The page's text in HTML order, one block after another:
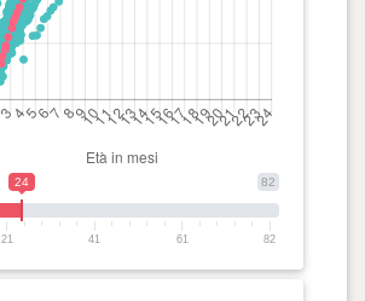
82
24
21 41 61 82